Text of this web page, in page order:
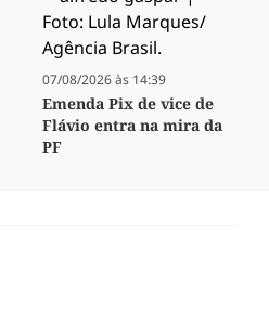
07/08/2026 às 14:39
Emenda Pix de vice de
Flávio entra na mira da
PF